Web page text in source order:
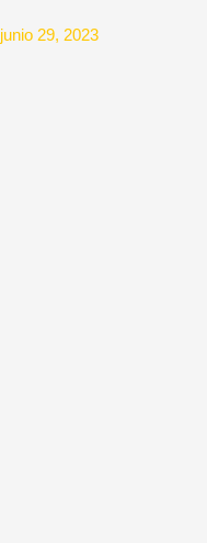
junio 29, 2023